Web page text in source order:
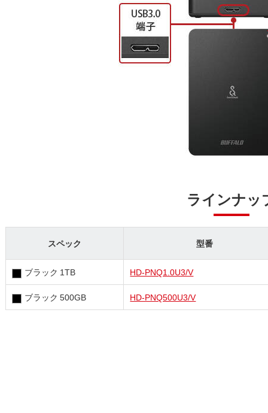
ラインナッ
スペック 型番
ブラック 1TB HD-PNQ1.0U3/V
ブラック 500GB HD-PNQ500U3/V